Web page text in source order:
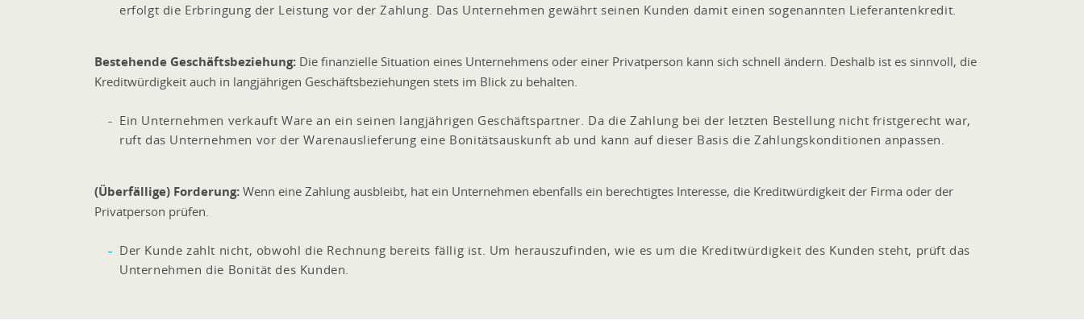
erfolgt die Erbringung der Leistung vor der Zahlung. Das Unternehmen gewährt seinen Kunden damit einen sogenannten Lieferantenkredit.
Bestehende Geschäftsbeziehung: Die finanzielle Situation eines Unternehmens oder einer Privatperson kann sich schnell ändern. Deshalb ist es sinnvoll, die
Kreditwürdigkeit auch in langjährigen Geschäftsbeziehungen stets im Blick zu behalten.
Ein Unternehmen verkauft Ware an ein seinen langjährigen Geschäftspartner. Da die Zahlung bei der letzten Bestellung nicht fristgerecht war,
ruft das Unternehmen vor der Warenauslieferung eine Bonitätsauskunft ab und kann auf dieser Basis die Zahlungskonditionen anpassen.
(Überfällige) Forderung: Wenn eine Zahlung ausbleibt, hat ein Unternehmen ebenfalls ein berechtigtes Interesse, die Kreditwürdigkeit der Firma oder der
Privatperson prüfen.
Der Kunde zahlt nicht, obwohl die Rechnung bereits fällig ist. Um herauszufinden, wie es um die Kreditwürdigkeit des Kunden steht, prüft das
Unternehmen die Bonität des Kunden.